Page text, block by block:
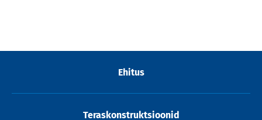
Ehitus
Teraskonstruktsioonid